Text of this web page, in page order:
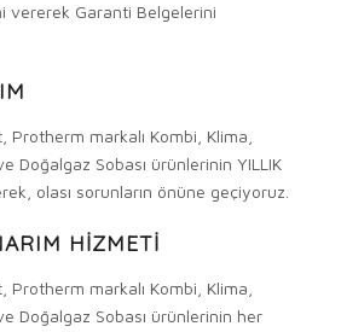
vererek Garanti Belgelerini
Protherm markalı Kombi, Klima,
Doğalgaz Sobası ürünlerinin YILLIK
olası sorunların önüne geçiyoruz.
HİZMETİ
Protherm markalı Kombi, Klima,
Doğalgaz Sobası ürünlerinin her